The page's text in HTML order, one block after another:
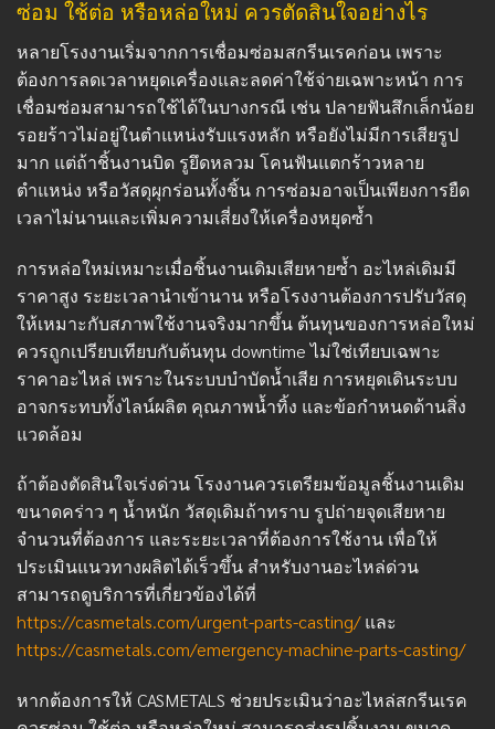
ซ่อม ใช้ต่อ หรือหล่อใหม่ ควรตัดสินใจอย่างไร
หลายโรงงานเริ่มจากการเชื่อมซ่อมสกรีนเรคก่อน เพราะ
ต้องการลดเวลาหยุดเครื่องและลดค่าใช้จ่ายเฉพาะหน้า การ
เชื่อมซ่อมสามารถใช้ได้ในบางกรณี เช่น ปลายฟันสึกเล็กน้อย
รอยร้าวไม่อยู่ในตำแหน่งรับแรงหลัก หรือยังไม่มีการเสียรูป
มาก แต่ถ้าชิ้นงานบิด รูยึดหลวม โคนฟันแตกร้าวหลาย
ตำแหน่ง หรือวัสดุผุกร่อนทั้งชิ้น การซ่อมอาจเป็นเพียงการยืด
เวลาไม่นานและเพิ่มความเสี่ยงให้เครื่องหยุดซ้ำ
การหล่อใหม่เหมาะเมื่อชิ้นงานเดิมเสียหายซ้ำ อะไหล่เดิมมี
ราคาสูง ระยะเวลานำเข้านาน หรือโรงงานต้องการปรับวัสดุ
ให้เหมาะกับสภาพใช้งานจริงมากขึ้น ต้นทุนของการหล่อใหม่
ควรถูกเปรียบเทียบกับต้นทุน downtime ไม่ใช่เทียบเฉพาะ
ราคาอะไหล่ เพราะในระบบบำบัดน้ำเสีย การหยุดเดินระบบ
อาจกระทบทั้งไลน์ผลิต คุณภาพน้ำทิ้ง และข้อกำหนดด้านสิ่ง
แวดล้อม
ถ้าต้องตัดสินใจเร่งด่วน โรงงานควรเตรียมข้อมูลชิ้นงานเดิม
ขนาดคร่าว ๆ น้ำหนัก วัสดุเดิมถ้าทราบ รูปถ่ายจุดเสียหาย
จำนวนที่ต้องการ และระยะเวลาที่ต้องการใช้งาน เพื่อให้
ประเมินแนวทางผลิตได้เร็วขึ้น สำหรับงานอะไหล่ด่วน
สามารถดูบริการที่เกี่ยวข้องได้ที่
https://casmetals.com/urgent-parts-casting/และ
https://casmetals.com/emergency-machine-parts-casting/
หากต้องการให้ CASMETALS ช่วยประเมินว่าอะไหล่สกรีนเรค